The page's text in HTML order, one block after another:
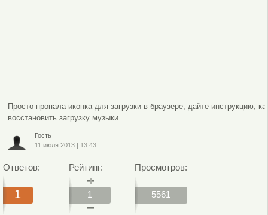
Просто пропала иконка для загрузки в браузере, дайте инструкцию,
восстановить загрузку музыки.
Гость
11 июля 2013| 13:43
Ответов:
1
Рейтинг:
1
Просмотров:
5561